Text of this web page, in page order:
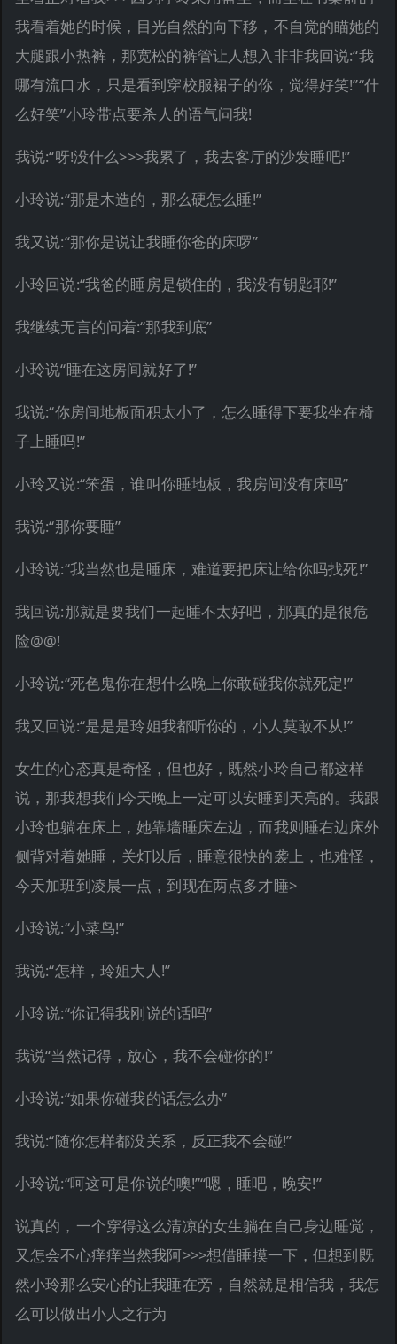
我看着她的时候，目光自然的向下移，不自觉的瞄她的
大腿跟小热裤，那宽松的裤管让人想入非非我回说:“我
哪有流口水，只是看到穿校服裙子的你，觉得好笑!”“什
么好笑”小玲带点要杀人的语气问我!
我说:“呀!没什么>>>我累了，我去客厅的沙发睡吧!”
小玲说:“那是木造的，那么硬怎么睡!”
我又说:“那你是说让我睡你爸的床啰”
小玲回说:“我爸的睡房是锁住的，我没有钥匙耶!”
我继续无言的问着:“那我到底”
小玲说“睡在这房间就好了!”
我说:“你房间地板面积太小了，怎么睡得下要我坐在椅
子上睡吗!”
小玲又说:“笨蛋，谁叫你睡地板，我房间没有床吗”
我说:“那你要睡”
小玲说:“我当然也是睡床，难道要把床让给你吗找死!”
我回说:那就是要我们一起睡不太好吧，那真的是很危
险@@!
小玲说:“死色鬼你在想什么晚上你敢碰我你就死定!”
我又回说:“是是是玲姐我都听你的，小人莫敢不从!”
女生的心态真是奇怪，但也好，既然小玲自己都这样
说，那我想我们今天晚上一定可以安睡到天亮的。我跟
小玲也躺在床上，她靠墙睡床左边，而我则睡右边床外
侧背对着她睡，关灯以后，睡意很快的袭上，也难怪，
今天加班到凌晨一点，到现在两点多才睡>
小玲说:“小菜鸟!”
我说:“怎样，玲姐大人!”
小玲说:“你记得我刚说的话吗”
我说“当然记得，放心，我不会碰你的!”
小玲说:“如果你碰我的话怎么办”
我说:“随你怎样都没关系，反正我不会碰!”
小玲说:“呵这可是你说的噢!”“嗯，睡吧，晚安!”
说真的，一个穿得这么清凉的女生躺在自己身边睡觉，
又怎会不心痒痒当然我阿>>>想借睡摸一下，但想到既
然小玲那么安心的让我睡在旁，自然就是相信我，我怎
么可以做出小人之行为